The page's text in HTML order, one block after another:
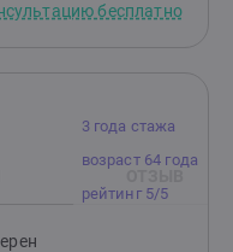
бесплатно
3 года стажа
возраст 64 года
рейтинг 5/5